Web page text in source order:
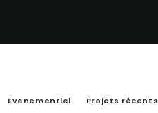
Evenementiel Projets récents